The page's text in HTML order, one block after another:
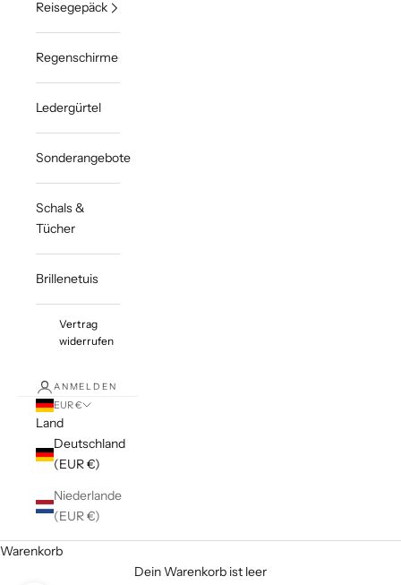
Reisegepäck
Regenschirme
Ledergürtel
Sonderangebote
Schals &
Tücher
Brillenetuis
Vertrag
widerrufen
ANMELDEN
EUR €
Land
Deutschland
(EUR €)
Niederlande
(EUR €)
Warenkorb
Dein Warenkorb ist leer